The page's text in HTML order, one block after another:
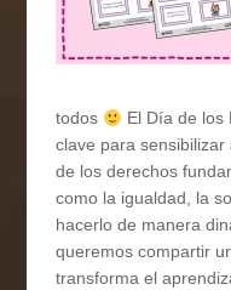
todos
El Día de los
clave para
de los derechos
como la igualdad, la
hacerlo de manera
queremos compartir
transforma el